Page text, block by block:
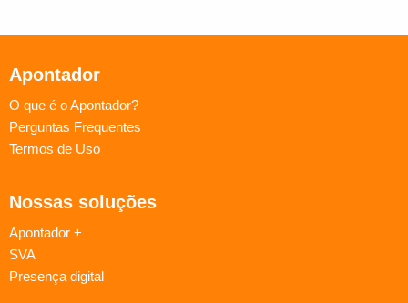
Apontador
O que é o Apontador?
Perguntas Frequentes
Termos de Uso
Nossas soluções
Apontador +
SVA
Presença digital